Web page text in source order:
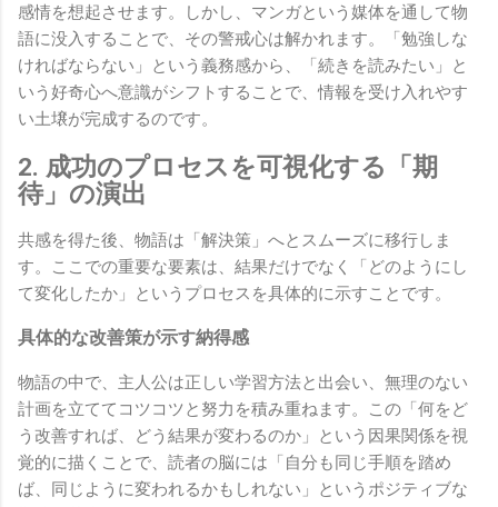
感情を想起させます。しかし、マンガという媒体を通して物
語に没入することで、その警戒心は解かれます。「勉強しな
ければならない」という義務感から、「続きを読みたい」と
いう好奇心へ意識がシフトすることで、情報を受け入れやす
い土壌が完成するのです。
2. 成功のプロセスを可視化する「期
待」の演出
共感を得た後、物語は「解決策」へとスムーズに移行しま
す。ここでの重要な要素は、結果だけでなく「どのようにし
て変化したか」というプロセスを具体的に示すことです。
具体的な改善策が示す納得感
物語の中で、主人公は正しい学習方法と出会い、無理のない
計画を立ててコツコツと努力を積み重ねます。この「何をど
う改善すれば、どう結果が変わるのか」という因果関係を視
覚的に描くことで、読者の脳には「自分も同じ手順を踏め
ば、同じように変われるかもしれない」というポジティブな